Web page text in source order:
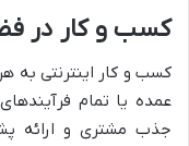
کسب و کار در
کسب و کار اینترنتی
عمده یا تمام
جذب مشتری و ارائه